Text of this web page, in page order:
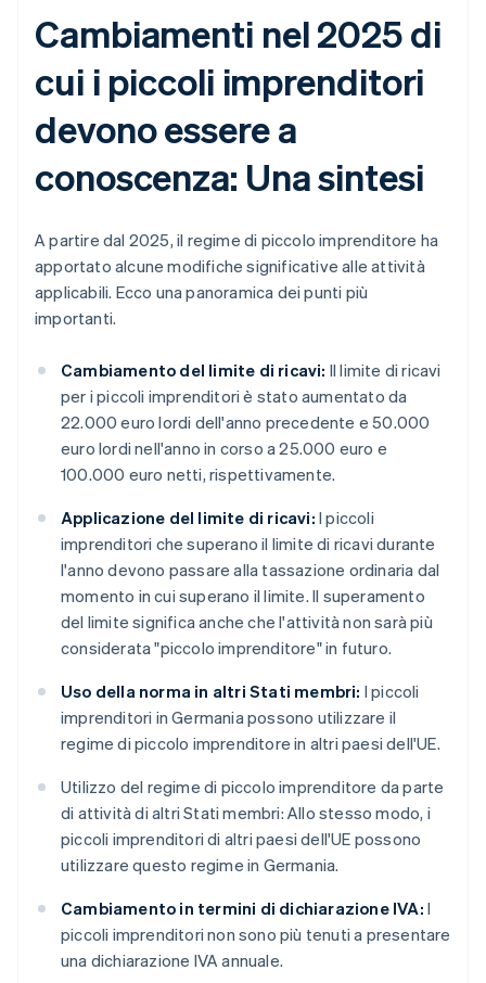
Cambiamenti nel 2025 di
cui i piccoli imprenditori
devono essere a
conoscenza: Una sintesi
A partire dal 2025, il regime di piccolo imprenditore ha
apportato alcune modifiche significative alle attività
applicabili. Ecco una panoramica dei punti più
importanti.
Cambiamento del limite di ricavi: Il limite di ricavi
per i piccoli imprenditori è stato aumentato da
22.000 euro lordi dell'anno precedente e 50.000
euro lordi nell'anno in corso a 25.000 euro e
100.000 euro netti, rispettivamente.
Applicazione del limite di ricavi: I piccoli
imprenditori che superano il limite di ricavi durante
l'anno devono passare alla tassazione ordinaria dal
momento in cui superano il limite. Il superamento
del limite significa anche che l'attività non sarà più
considerata "piccolo imprenditore" in futuro.
Uso della norma in altri Stati membri: I piccoli
imprenditori in Germania possono utilizzare il
regime di piccolo imprenditore in altri paesi dell'UE.
Utilizzo del regime di piccolo imprenditore da parte
di attività di altri Stati membri: Allo stesso modo, i
piccoli imprenditori di altri paesi dell'UE possono
utilizzare questo regime in Germania.
Cambiamento in termini di dichiarazione IVA: I
piccoli imprenditori non sono più tenuti a presentare
una dichiarazione IVA annuale.